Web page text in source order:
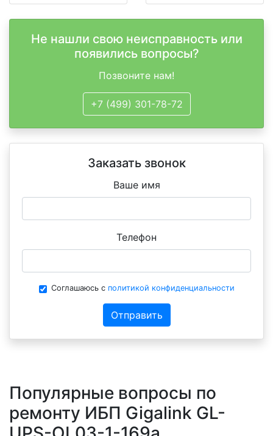
Не нашли свою неисправность или
появились вопросы?
Позвоните нам!
+7 (499) 301-78-72
Заказать звонок
Ваше имя
Телефон
Соглашаюсь с политикой конфиденциальности
Отправить
Популярные вопросы по
ремонту ИБП Gigalink GL-